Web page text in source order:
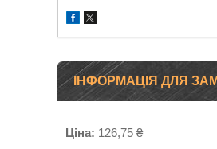
ІНФОРМАЦІЯ ДЛЯ
Ціна: 126,75 ₴